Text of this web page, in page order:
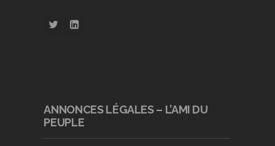
ANNONCES LÉGALES – L’AMI DU
PEUPLE